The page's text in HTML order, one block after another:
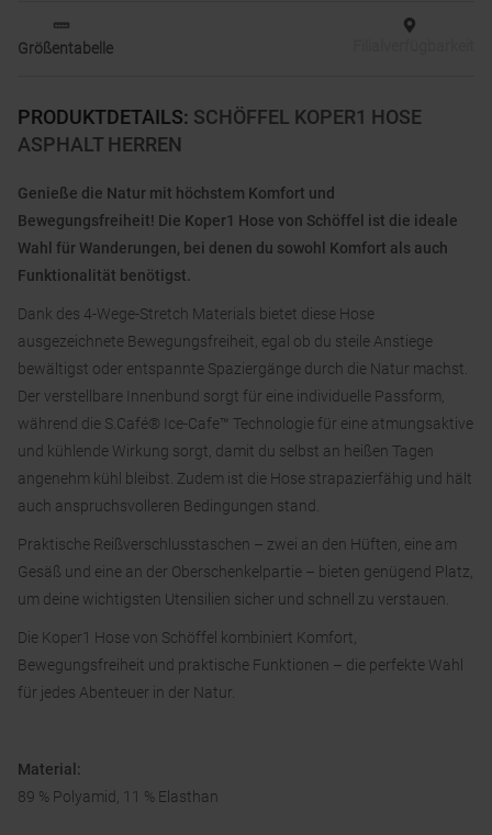
PRODUKTDETAILS: SCHÖFFEL KOPER1 HOSE
ASPHALT HERREN
Genieße die Natur mit höchstem Komfort und
Bewegungsfreiheit! Die Koper1 Hose von Schöffel ist die ideale
Wahl für Wanderungen, bei denen du sowohl Komfort als auch
Funktionalität benötigst.
Dank des 4-Wege-Stretch Materials bietet diese Hose
ausgezeichnete Bewegungsfreiheit, egal ob du steile Anstiege
bewältigst oder entspannte Spaziergänge durch die Natur machst.
Der verstellbare Innenbund sorgt für eine individuelle Passform,
während die S.Café® Ice-Cafe™ Technologie für eine atmungsaktive
und kühlende Wirkung sorgt, damit du selbst an heißen Tagen
angenehm kühl bleibst. Zudem ist die Hose strapazierfähig und hält
auch anspruchsvolleren Bedingungen stand.
Praktische Reißverschlusstaschen – zwei an den Hüften, eine am
Gesäß und eine an der Oberschenkelpartie – bieten genügend Platz,
um deine wichtigsten Utensilien sicher und schnell zu verstauen.
Die Koper1 Hose von Schöffel kombiniert Komfort,
Bewegungsfreiheit und praktische Funktionen – die perfekte Wahl
für jedes Abenteuer in der Natur.
Material:
89 % Polyamid, 11 % Elasthan
Größentabelle